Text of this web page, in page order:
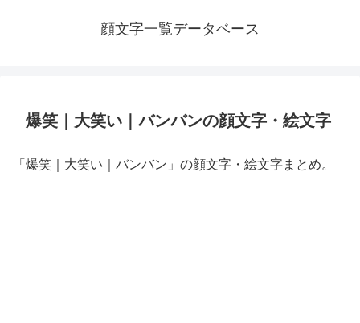
顔文字一覧データベース
爆笑｜大笑い｜バンバンの顔文字・絵文字
「爆笑｜大笑い｜バンバン」の顔文字・絵文字まとめ。